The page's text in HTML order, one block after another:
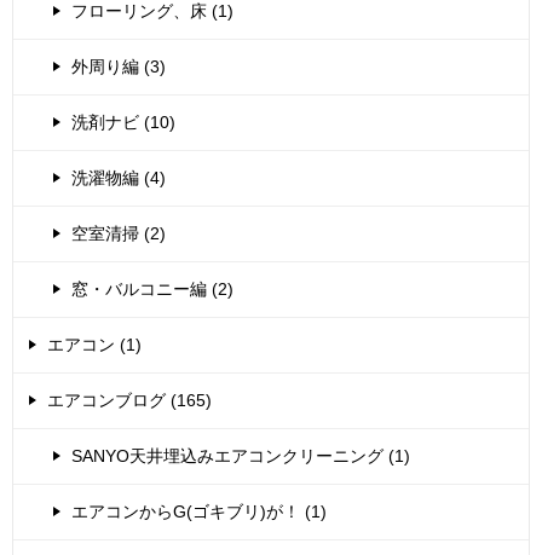
フローリング、床 (1)
外周り編 (3)
洗剤ナビ (10)
洗濯物編 (4)
空室清掃 (2)
窓・バルコニー編 (2)
エアコン (1)
エアコンブログ (165)
SANYO天井埋込みエアコンクリーニング (1)
エアコンからG(ゴキブリ)が！ (1)